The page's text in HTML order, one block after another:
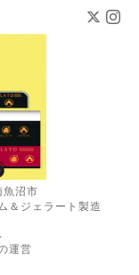
魚沼市
＆ジェラート製造
運営